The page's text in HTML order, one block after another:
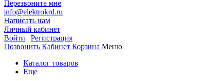
Перезвоните мне
info@elektrokrd.ru
Написать нам
Личный кабинет
Войти | Регистрация
Позвонить Кабинет Корзина Меню
Каталог товаров
Еще